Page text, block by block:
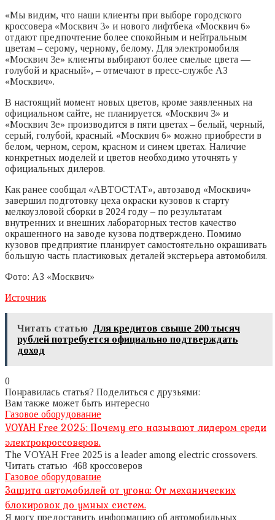
«Мы видим, что наши клиенты при выборе городского
кроссовера «Москвич 3» и нового лифтбека «Москвич 6»
отдают предпочтение более спокойным и нейтральным
цветам – серому, черному, белому. Для электромобиля
«Москвич 3е» клиенты выбирают более смелые цвета —
голубой и красный», – отмечают в пресс-службе АЗ
«Москвич».
В настоящий момент новых цветов, кроме заявленных на
официальном сайте, не планируется. «Москвич 3» и
«Москвич 3е» производится в пяти цветах – белый, черный,
серый, голубой, красный. «Москвич 6» можно приобрести в
белом, черном, сером, красном и синем цветах. Наличие
конкретных моделей и цветов необходимо уточнять у
официальных дилеров.
Как ранее сообщал «АВТОСТАТ», автозавод «Москвич»
завершил подготовку цеха окраски кузовов к старту
мелкоузловой сборки в 2024 году – по результатам
внутренних и внешних лабораторных тестов качество
окрашенного на заводе кузова подтверждено. Помимо
кузовов предприятие планирует самостоятельно окрашивать
большую часть пластиковых деталей экстерьера автомобиля.
Фото: АЗ «Москвич»
Источник
Читать статью Для кредитов свыше 200 тысяч
рублей потребуется официально подтверждать
доход
0
Понравилась статья? Поделиться с друзьями:
Вам также может быть интересно
Газовое оборудование
VOYAH Free 2025: Почему его называют лидером среди
электрокроссоверов.
The VOYAH Free 2025 is a leader among electric crossovers.
Читать статью 468 кроссоверов
Газовое оборудование
Защита автомобилей от угона: От механических
блокировок до умных систем.
Я могу предоставить информацию об автомобильных